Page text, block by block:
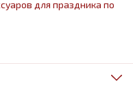
для праздника по